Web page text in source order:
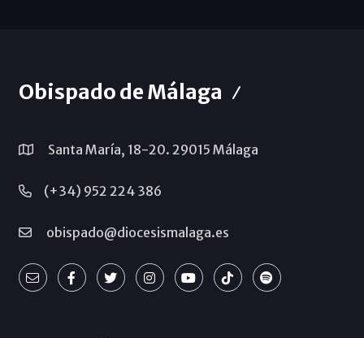
Obispado de Málaga
Santa María, 18-20. 29015 Málaga
(+34) 952 224 386
obispado@diocesismalaga.es